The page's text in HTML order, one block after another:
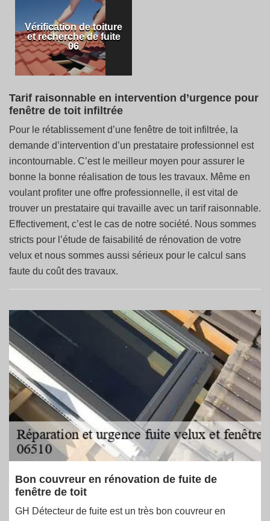
Vérification de toiture
et recherche de fuite
06
Tarif raisonnable en intervention d’urgence pour
fenêtre de toit infiltrée
Pour le rétablissement d’une fenêtre de toit infiltrée, la
demande d’intervention d’un prestataire professionnel est
incontournable. C’est le meilleur moyen pour assurer le
bonne la bonne réalisation de tous les travaux. Même en
voulant profiter une offre professionnelle, il est vital de
trouver un prestataire qui travaille avec un tarif raisonnable.
Effectivement, c’est le cas de notre société. Nous sommes
stricts pour l’étude de faisabilité de rénovation de votre
velux et nous sommes aussi sérieux pour le calcul sans
faute du coût des travaux.
Bon couvreur en rénovation de fuite de
fenêtre de toit
GH Détecteur de fuite est un très bon couvreur en